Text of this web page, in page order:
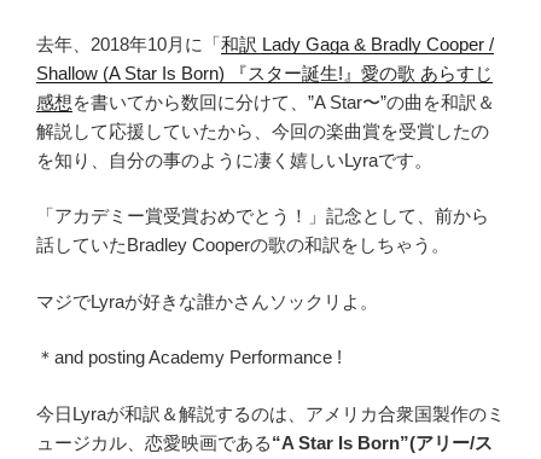
去年、2018年10月に「和訳 Lady Gaga & Bradly Cooper /
Shallow (A Star Is Born) 『スター誕生!』愛の歌 あらすじ
感想を書いてから数回に分けて、”A Star〜”の曲を和訳＆
解説して応援していたから、今回の楽曲賞を受賞したの
を知り、自分の事のように凄く嬉しいLyraです。
「アカデミー賞受賞おめでとう！」記念として、前から
話していたBradley Cooperの歌の和訳をしちゃう。
マジでLyraが好きな誰かさんソックリよ。
＊and posting Academy Performance !
今日Lyraが和訳＆解説するのは、アメリカ合衆国製作のミ
ュージカル、恋愛映画である“A Star Is Born”(アリー/ス